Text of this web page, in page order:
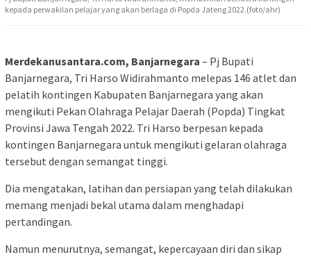
kepada perwakilan pelajar yang akan berlaga di Popda Jateng 2022.(foto/ahr)
Merdekanusantara.com, Banjarnegara – Pj Bupati
Banjarnegara, Tri Harso Widirahmanto melepas 146 atlet dan
pelatih kontingen Kabupaten Banjarnegara yang akan
mengikuti Pekan Olahraga Pelajar Daerah (Popda) Tingkat
Provinsi Jawa Tengah 2022. Tri Harso berpesan kepada
kontingen Banjarnegara untuk mengikuti gelaran olahraga
tersebut dengan semangat tinggi.
Dia mengatakan, latihan dan persiapan yang telah dilakukan
memang menjadi bekal utama dalam menghadapi
pertandingan.
Namun menurutnya, semangat, kepercayaan diri dan sikap